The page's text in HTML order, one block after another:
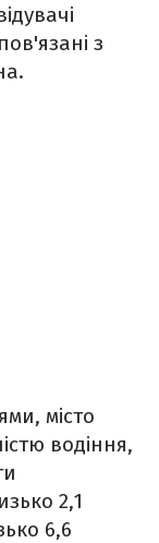
з
місто
водіння,
2,1
6,6